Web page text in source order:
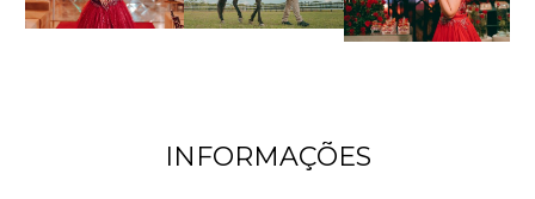
INFORMAÇÕES